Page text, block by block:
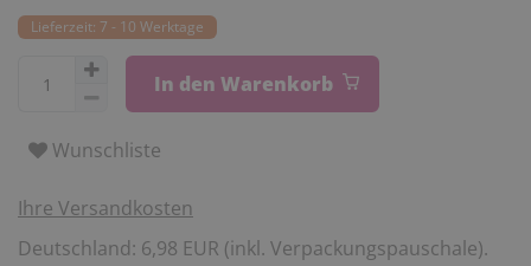
Lieferzeit: 7 - 10 Werktage
In den Warenkorb
Wunschliste
Ihre Versandkosten
Deutschland: 6,98 EUR (inkl. Verpackungspauschale).